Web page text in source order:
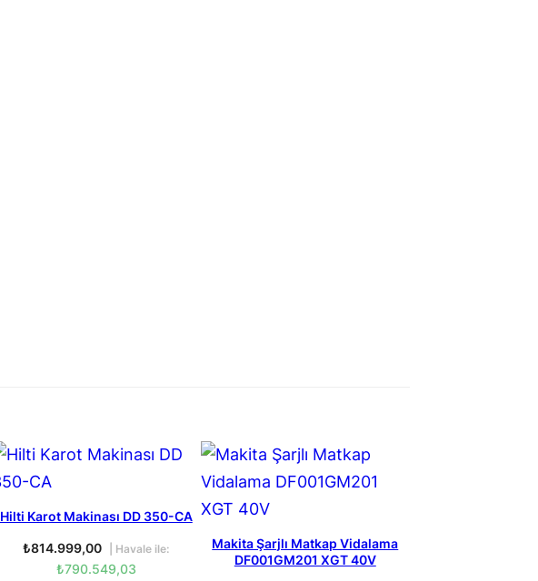
Hilti Karot Makinası DD 350-CA
₺814.999,00 | Havale ile:
₺790.549,03
Makita Şarjlı Matkap Vidalama
DF001GM201 XGT 40V